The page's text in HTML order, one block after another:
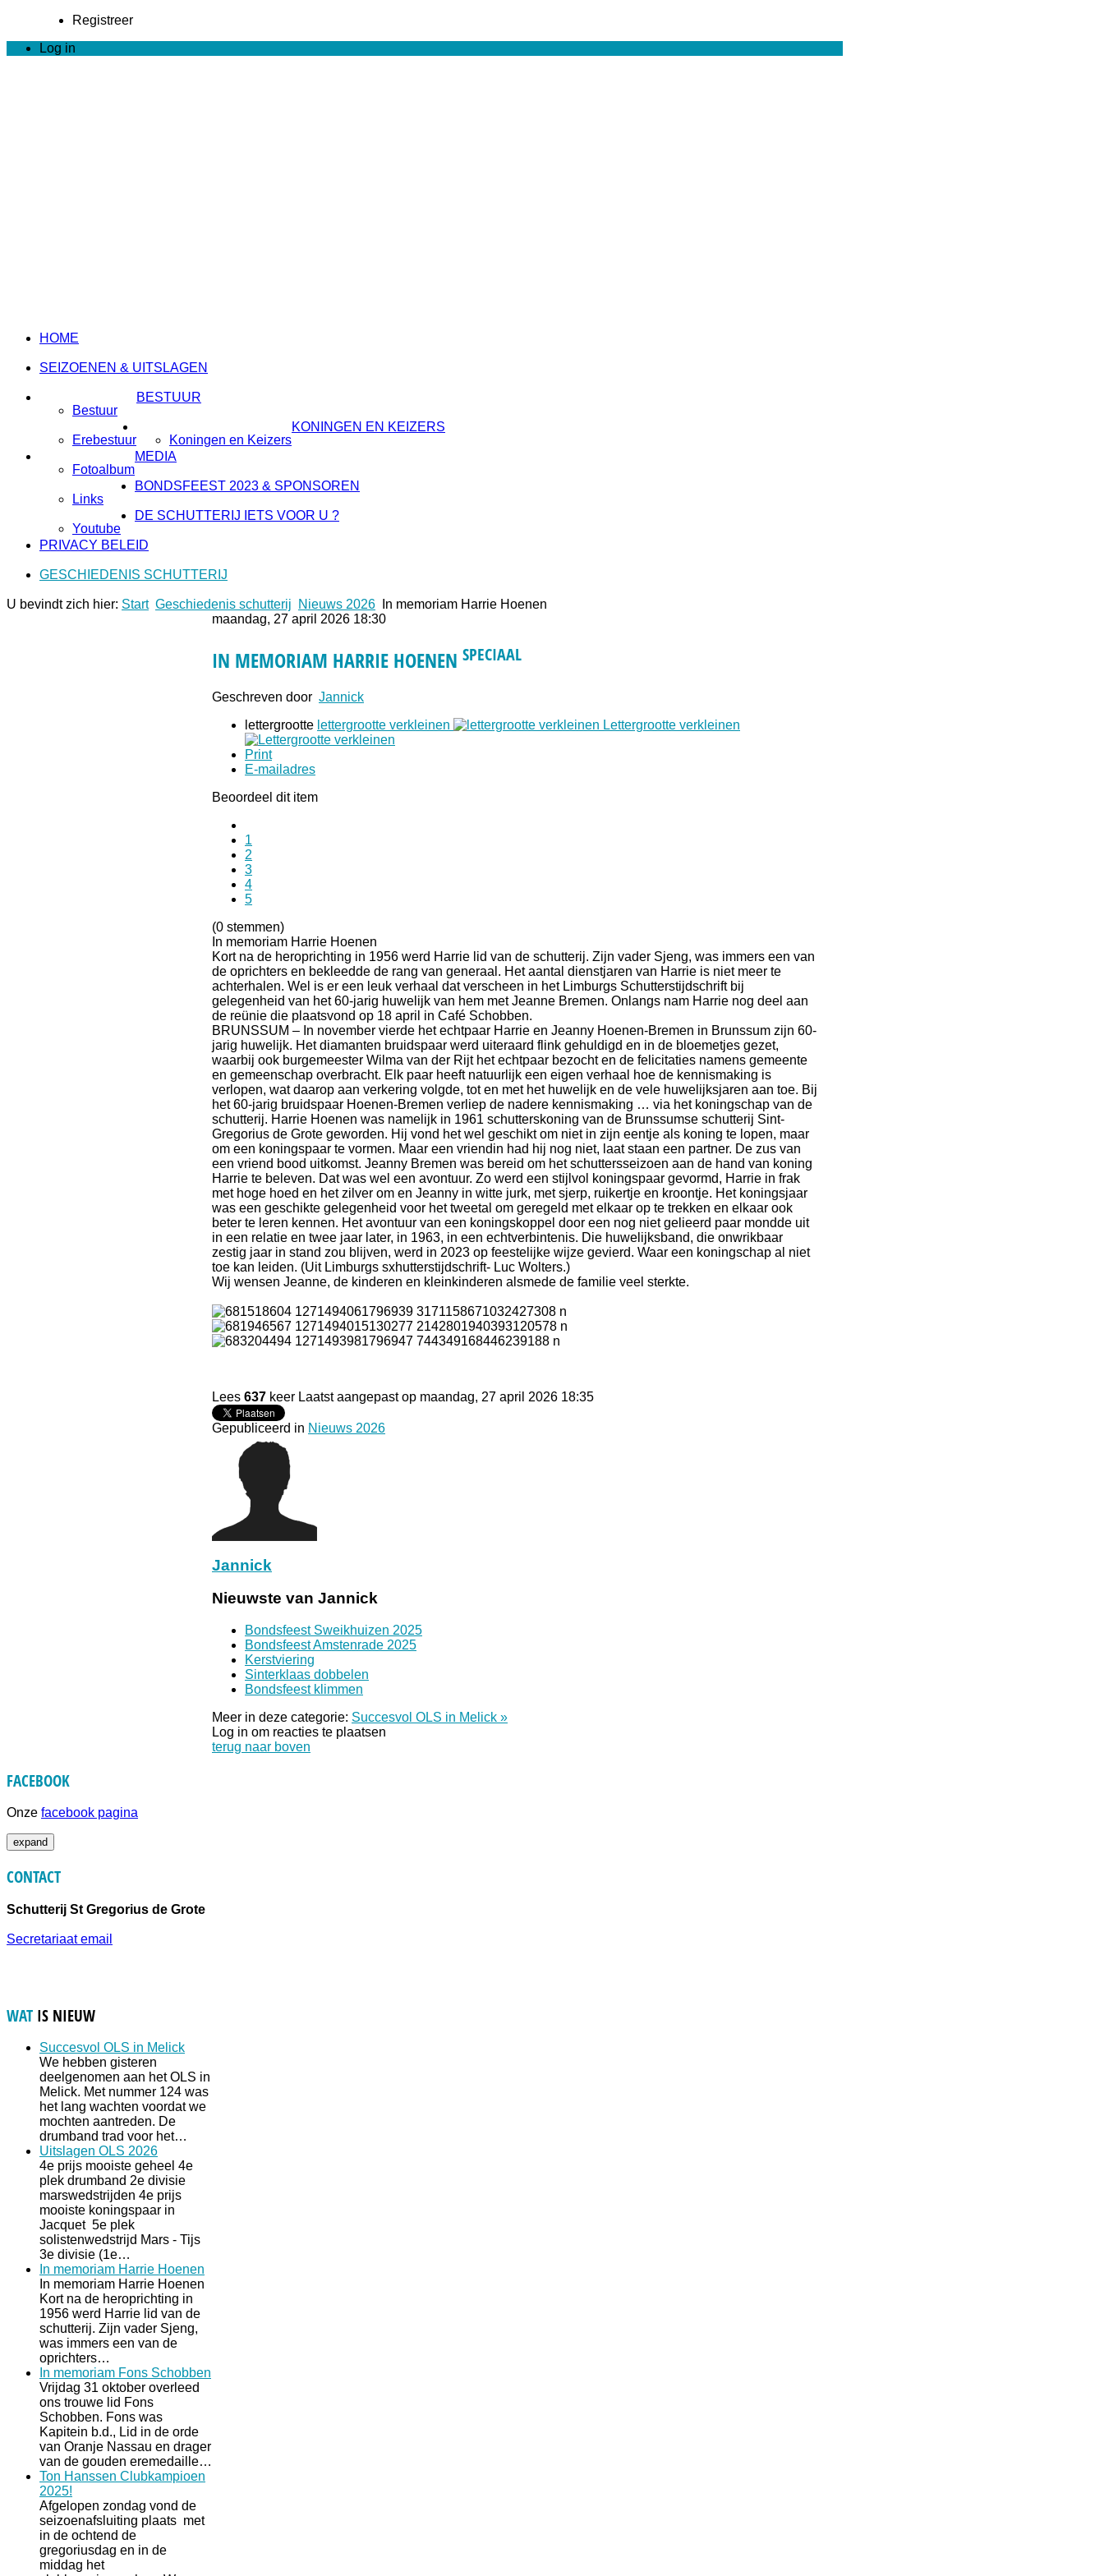
Registreer
Log in
HOME
SEIZOENEN & UITSLAGEN
BESTUUR
Bestuur
Erebestuur
KONINGEN EN KEIZERS
Koningen en Keizers
MEDIA
Fotoalbum
Links
Youtube
BONDSFEEST 2023 & SPONSOREN
DE SCHUTTERIJ IETS VOOR U ?
PRIVACY BELEID
GESCHIEDENIS SCHUTTERIJ
U bevindt zich hier: Start Geschiedenis schutterij Nieuws 2026
In memoriam Harrie Hoenen
maandag, 27 april 2026 18:30
IN MEMORIAM HARRIE HOENEN SPECIAAL
Geschreven door Jannick
lettergrootte lettergrootte verkleinen Lettergrootte verkleinen
Print
E-mailadres
Beoordeel dit item
1
2
3
4
5
(0 stemmen)
In memoriam Harrie Hoenen
Kort na de heroprichting in 1956 werd Harrie lid van de schutterij. Zijn vader Sjeng, was immers een van
de oprichters en bekleedde de rang van generaal. Het aantal dienstjaren van Harrie is niet meer te
achterhalen. Wel is er een leuk verhaal dat verscheen in het Limburgs Schutterstijdschrift bij
gelegenheid van het 60-jarig huwelijk van hem met Jeanne Bremen. Onlangs nam Harrie nog deel aan
de reünie die plaatsvond op 18 april in Café Schobben.
BRUNSSUM – In november vierde het echtpaar Harrie en Jeanny Hoenen-Bremen in Brunssum zijn 60-
jarig huwelijk. Het diamanten bruidspaar werd uiteraard flink gehuldigd en in de bloemetjes gezet,
waarbij ook burgemeester Wilma van der Rijt het echtpaar bezocht en de felicitaties namens gemeente
en gemeenschap overbracht. Elk paar heeft natuurlijk een eigen verhaal hoe de kennismaking is
verlopen, wat daarop aan verkering volgde, tot en met het huwelijk en de vele huwelijksjaren aan toe. Bij
het 60-jarig bruidspaar Hoenen-Bremen verliep de nadere kennismaking … via het koningschap van de
schutterij. Harrie Hoenen was namelijk in 1961 schutterskoning van de Brunssumse schutterij Sint-
Gregorius de Grote geworden. Hij vond het wel geschikt om niet in zijn eentje als koning te lopen, maar
om een koningspaar te vormen. Maar een vriendin had hij nog niet, laat staan een partner. De zus van
een vriend bood uitkomst. Jeanny Bremen was bereid om het schuttersseizoen aan de hand van koning
Harrie te beleven. Dat was wel een avontuur. Zo werd een stijlvol koningspaar gevormd, Harrie in frak
met hoge hoed en het zilver om en Jeanny in witte jurk, met sjerp, ruikertje en kroontje. Het koningsjaar
was een geschikte gelegenheid voor het tweetal om geregeld met elkaar op te trekken en elkaar ook
beter te leren kennen. Het avontuur van een koningskoppel door een nog niet gelieerd paar mondde uit
in een relatie en twee jaar later, in 1963, in een echtverbintenis. Die huwelijksband, die onwrikbaar
zestig jaar in stand zou blijven, werd in 2023 op feestelijke wijze gevierd. Waar een koningschap al niet
toe kan leiden. (Uit Limburgs sxhutterstijdschrift- Luc Wolters.)
Wij wensen Jeanne, de kinderen en kleinkinderen alsmede de familie veel sterkte.
Lees 637 keer Laatst aangepast op maandag, 27 april 2026 18:35
Gepubliceerd in Nieuws 2026
Jannick
Nieuwste van Jannick
Bondsfeest Sweikhuizen 2025
Bondsfeest Amstenrade 2025
Kerstviering
Sinterklaas dobbelen
Bondsfeest klimmen
Meer in deze categorie: Succesvol OLS in Melick »
Log in om reacties te plaatsen
terug naar boven
FACEBOOK
Onze facebook pagina
expand
CONTACT
Schutterij St Gregorius de Grote
Secretariaat email
WAT IS NIEUW
Succesvol OLS in Melick
We hebben gisteren
deelgenomen aan het OLS in
Melick. Met nummer 124 was
het lang wachten voordat we
mochten aantreden. De
drumband trad voor het…
Uitslagen OLS 2026
4e prijs mooiste geheel 4e
plek drumband 2e divisie
marswedstrijden 4e prijs
mooiste koningspaar in
Jacquet 5e plek
solistenwedstrijd Mars - Tijs
3e divisie (1e…
In memoriam Harrie Hoenen
In memoriam Harrie Hoenen
Kort na de heroprichting in
1956 werd Harrie lid van de
schutterij. Zijn vader Sjeng,
was immers een van de
oprichters…
In memoriam Fons Schobben
Vrijdag 31 oktober overleed
ons trouwe lid Fons
Schobben. Fons was
Kapitein b.d., Lid in de orde
van Oranje Nassau en drager
van de gouden eremedaille…
Ton Hanssen Clubkampioen
2025!
Afgelopen zondag vond de
seizoenafsluiting plaats met
in de ochtend de
gregoriusdag en in de
middag het